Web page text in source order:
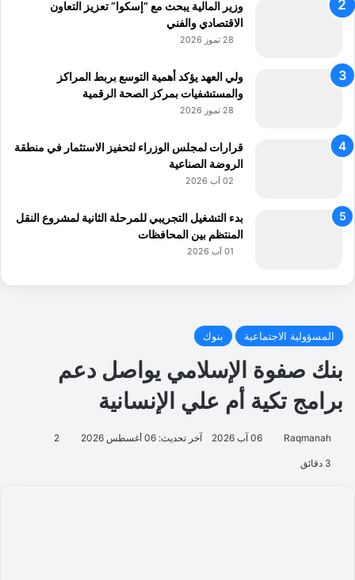
وزير المالية يبحث مع “إسكوا” تعزيز التعاون
الاقتصادي والفني
28 تموز 2026
ولي العهد يؤكد أهمية التوسع بربط المراكز
والمستشفيات بمركز الصحة الرقمية
28 تموز 2026
قرارات لمجلس الوزراء لتحفيز الاستثمار في منطقة
الروضة الصناعية
02 آب 2026
بدء التشغيل التجريبي للمرحلة الثانية لمشروع النقل
المنتظم بين المحافظات
01 آب 2026